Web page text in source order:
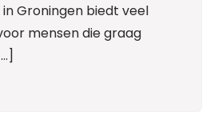
Groningen biedt veel
mensen die graag